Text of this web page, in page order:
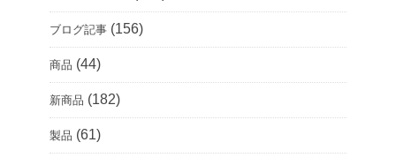
ブログ記事 (156)
商品 (44)
新商品 (182)
製品 (61)